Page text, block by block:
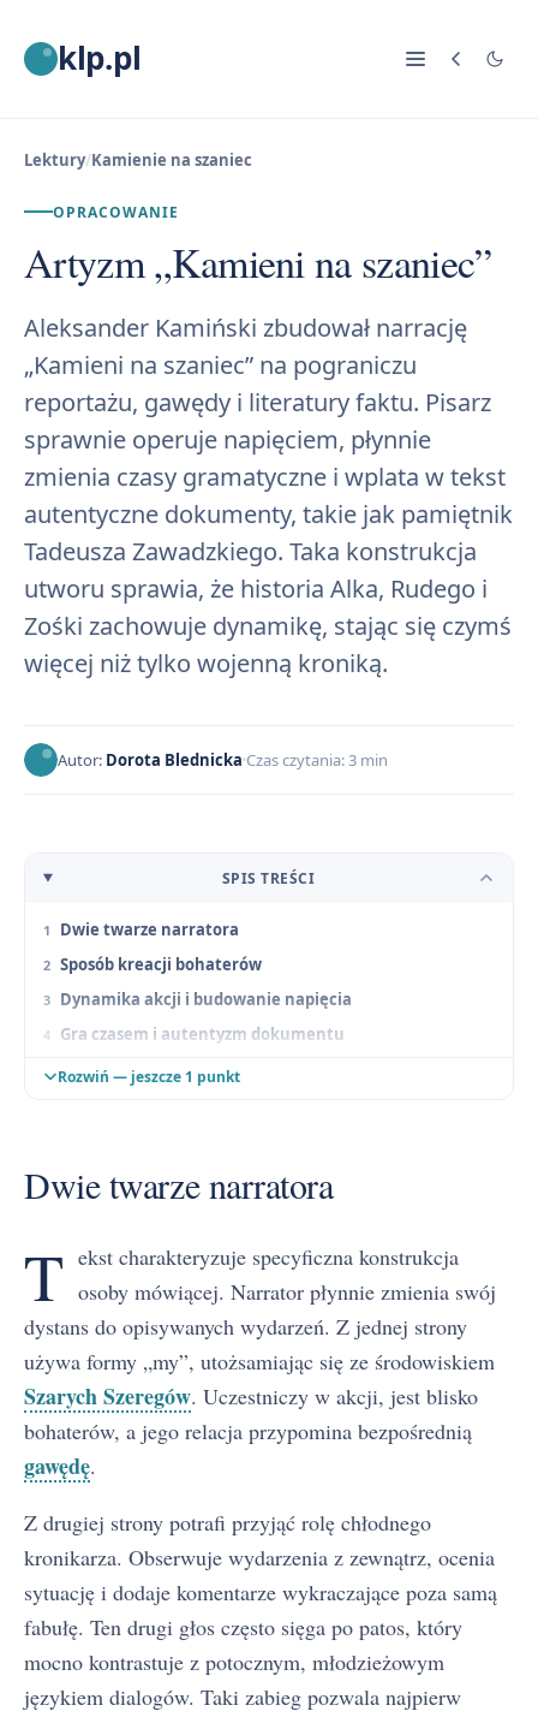
klp.pl
Lektury/Kamienie na szaniec
OPRACOWANIE
Artyzm „Kamieni na szaniec”
Aleksander Kamiński zbudował narrację
„Kamieni na szaniec” na pograniczu
reportażu, gawędy i literatury faktu. Pisarz
sprawnie operuje napięciem, płynnie
zmienia czasy gramatyczne i wplata w tekst
autentyczne dokumenty, takie jak pamiętnik
Tadeusza Zawadzkiego. Taka konstrukcja
utworu sprawia, że historia Alka, Rudego i
Zośki zachowuje dynamikę, stając się czymś
więcej niż tylko wojenną kroniką.
Autor: Dorota Blednicka Czas czytania: 3 min
SPIS TREŚCI
Dwie twarze narratora
Sposób kreacji bohaterów
Dynamika akcji i budowanie napięcia
Gra czasem i autentyzm dokumentu
Dialog z czytelnikiem
Rozwiń — jeszcze 1 punkt
Dwie twarze narratora
T ekst charakteryzuje specyficzna konstrukcja
osoby mówiącej. Narrator płynnie zmienia swój
dystans do opisywanych wydarzeń. Z jednej strony
używa formy „my”, utożsamiając się ze środowiskiem
Szarych Szeregów. Uczestniczy w akcji, jest blisko
bohaterów, a jego relacja przypomina bezpośrednią
gawędę.
Z drugiej strony potrafi przyjąć rolę chłodnego
kronikarza. Obserwuje wydarzenia z zewnątrz, ocenia
sytuację i dodaje komentarze wykraczające poza samą
fabułę. Ten drugi głos często sięga po patos, który
mocno kontrastuje z potocznym, młodzieżowym
językiem dialogów. Taki zabieg pozwala najpierw